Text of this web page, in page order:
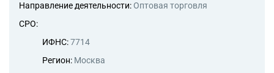
Направление деятельности: Оптовая торговля
СРО:
ИФНС:7714
Регион: Москва